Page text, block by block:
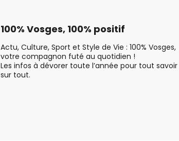
100% Vosges, 100% positif
Actu, Culture, Sport et Style de Vie : 100% Vosges,
votre compagnon futé au quotidien !
Les infos à dévorer toute l’année pour tout savoir
sur tout.